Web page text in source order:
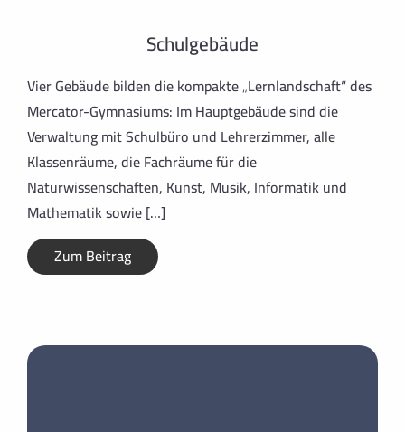
Schulgebäude
Vier Gebäude bilden die kompakte „Lernlandschaft“ des
Mercator-Gymnasiums: Im Hauptgebäude sind die
Verwaltung mit Schulbüro und Lehrerzimmer, alle
Klassenräume, die Fachräume für die
Naturwissenschaften, Kunst, Musik, Informatik und
Mathematik sowie […]
Zum Beitrag